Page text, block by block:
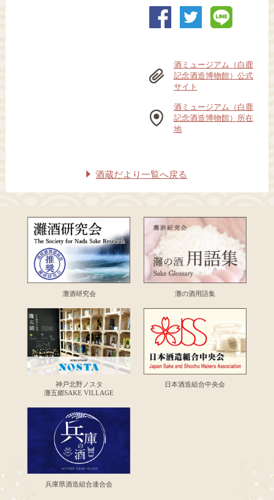
酒ミュージアム（白鹿
記念酒造博物館）公式
サイト
酒ミュージアム（白鹿
記念酒造博物館）所在
地
酒蔵だより一覧へ戻る
灘酒研究会 灘の酒用語集
神戸北野ノスタ
灘五郷SAKE VILLAGE
日本酒造組合中央会
兵庫県酒造組合連合会